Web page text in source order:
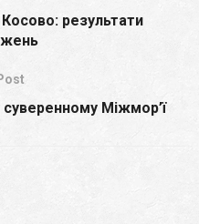
результати
Міжмор’ї